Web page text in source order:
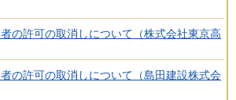
の許可の取消しについて（株式会社東京高
の許可の取消しについて（島田建設株式会